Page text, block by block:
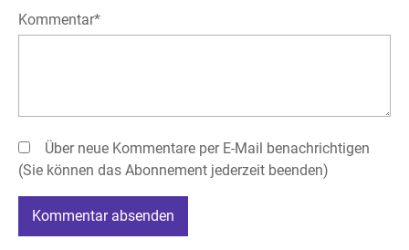
Pflichtfeld
Kommentar*
Über neue Kommentare per E-Mail benachrichtigen
(Sie können das Abonnement jederzeit beenden)
Kommentar absenden